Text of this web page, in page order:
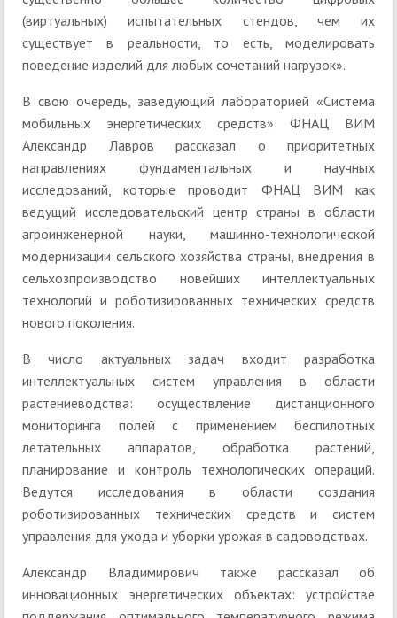
(виртуальных) испытательных стендов, чем их
существует в реальности, то есть, моделировать
поведение изделий для любых сочетаний нагрузок».
В свою очередь, заведующий лабораторией «Система
мобильных энергетических средств» ФНАЦ ВИМ
Александр Лавров рассказал о приоритетных
направлениях фундаментальных и научных
исследований, которые проводит ФНАЦ ВИМ как
ведущий исследовательский центр страны в области
агроинженерной науки, машинно-технологической
модернизации сельского хозяйства страны, внедрения в
сельхозпроизводство новейших интеллектуальных
технологий и роботизированных технических средств
нового поколения.
В число актуальных задач входит разработка
интеллектуальных систем управления в области
растениеводства: осуществление дистанционного
мониторинга полей с применением беспилотных
летательных аппаратов, обработка растений,
планирование и контроль технологических операций.
Ведутся исследования в области создания
роботизированных технических средств и систем
управления для ухода и уборки урожая в садоводствах.
Александр Владимирович также рассказал об
инновационных энергетических объектах: устройстве